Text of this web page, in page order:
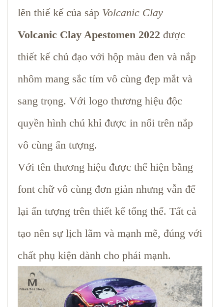
lên thiế kế của sáp Volcanic Clay
Volcanic Clay Apestomen 2022 được
thiết kế chủ đạo với hộp màu đen và nắp
nhôm mang sắc tím vô cùng đẹp mắt và
sang trọng. Với logo thương hiệu độc
quyền hình chú khỉ được in nổi trên nắp
vô cùng ấn tượng.
Với tên thương hiệu được thể hiện bằng
font chữ vô cùng đơn giản nhưng vẫn để
lại ấn tượng trên thiết kế tổng thể. Tất cả
tạo nên sự lịch lãm và mạnh mẽ, đúng với
chất phụ kiện dành cho phái mạnh.